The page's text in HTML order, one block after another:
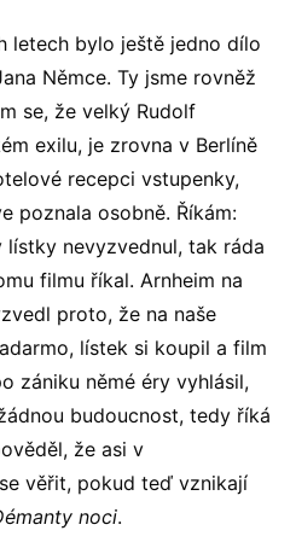
letech bylo ještě jedno dílo
Němce. Ty jsme rovněž
se, že velký Rudolf
exilu, je zrovna v Berlíně
recepci vstupenky,
poznala osobně. Říkám:
nevyzvednul, tak ráda
filmu říkal. Arnheim na
proto, že na naše
lístek si koupil a film
zániku němé éry vyhlásil,
budoucnost, tedy říká
že asi v
věřit, pokud teď vznikají
noci.